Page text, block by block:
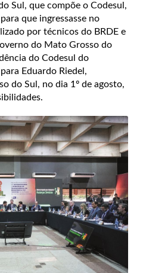
Sul, que compõe o Codesul,
que ingressasse no
por técnicos do BRDE e
do Mato Grosso do
do Codesul do
Eduardo Riedel,
do Sul, no dia 1º de agosto,